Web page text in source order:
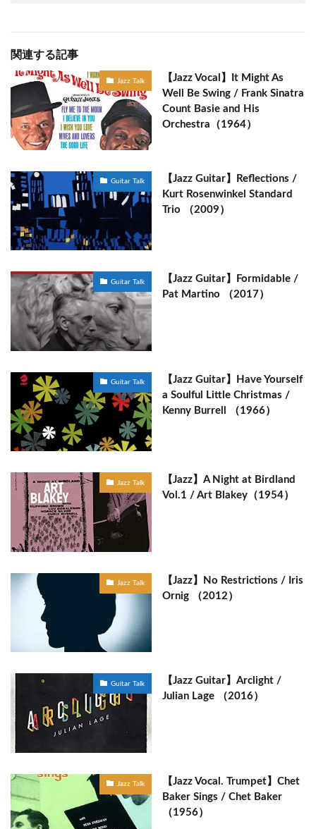
関連する記事
Jazz Talk
【Jazz Vocal】It Might As
Well Be Swing / Frank Sinatra
Count Basie and His
Orchestra（1964）
Guitar Talk
【Jazz Guitar】Reflections /
Kurt Rosenwinkel Standard
Trio （2009）
Guitar Talk
【Jazz Guitar】Formidable /
Pat Martino （2017）
Guitar Talk
【Jazz Guitar】Have Yourself
a Soulful Little Christmas /
Kenny Burrell （1966）
Jazz Talk
【Jazz】A Night at Birdland
Vol.1 / Art Blakey（1954）
Jazz Talk
【Jazz】No Restrictions / Iris
Ornig （2012）
Guitar Talk
【Jazz Guitar】Arclight /
Julian Lage （2016）
Jazz Talk
【Jazz Vocal. Trumpet】Chet
Baker Sings / Chet Baker
（1956）